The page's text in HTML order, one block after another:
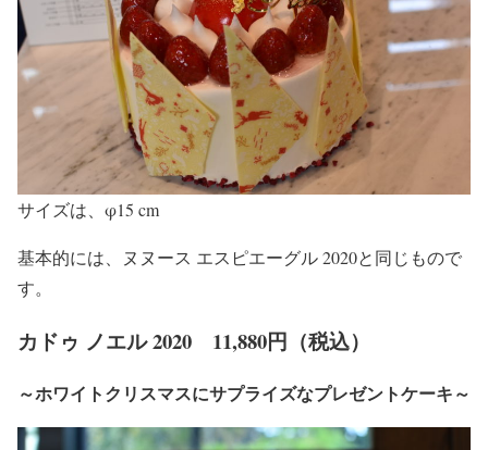
サイズは、φ15 cm
基本的には、ヌヌース エスピエーグル 2020と同じもので
す。
カドゥ ノエル 2020 11,880円（税込）
～ホワイトクリスマスにサプライズなプレゼントケーキ～